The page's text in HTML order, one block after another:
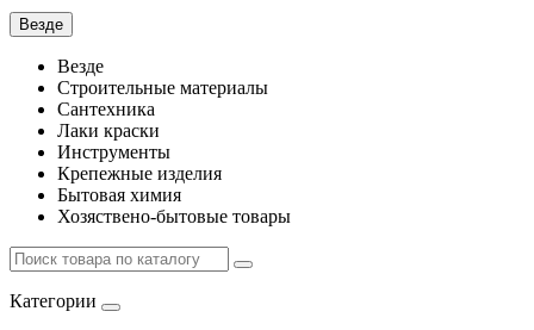
Везде
Везде
Строительные материалы
Сантехника
Лаки краски
Инструменты
Крепежные изделия
Бытовая химия
Хозяствено-бытовые товары
Категории